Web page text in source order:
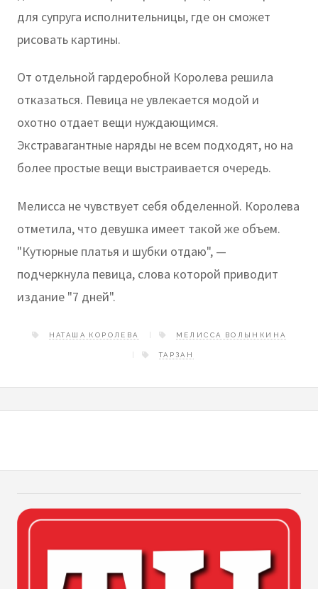
для супруга исполнительницы, где он сможет
рисовать картины.
От отдельной гардеробной Королева решила
отказаться. Певица не увлекается модой и
охотно отдает вещи нуждающимся.
Экстравагантные наряды не всем подходят, но на
более простые вещи выстраивается очередь.
Мелисса не чувствует себя обделенной. Королева
отметила, что девушка имеет такой же объем.
"Кутюрные платья и шубки отдаю", —
подчеркнула певица, слова которой приводит
издание "7 дней".
НАТАША КОРОЛЕВА МЕЛИССА ВОЛЫНКИНА
ТАРЗАН